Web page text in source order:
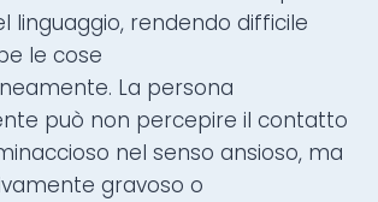
linguaggio, rendendo difficile
le cose
La persona
può non percepire il contatto
nel senso ansioso, ma
gravoso o